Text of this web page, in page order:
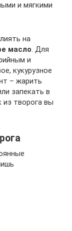
и мягкими
на
масло. Для
и
кукурузное
– жарить
запекать в
из творога вы